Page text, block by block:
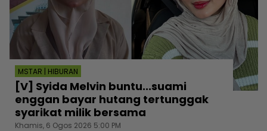
MSTAR | HIBURAN
[V] Syida Melvin buntu...suami
enggan bayar hutang tertunggak
syarikat milik bersama
Khamis, 6 Ogos 2026 5:00 PM